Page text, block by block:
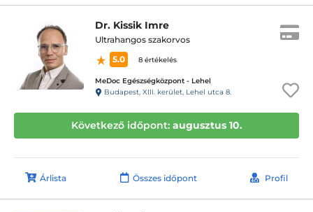
Dr. Kissik Imre
Ultrahangos szakorvos
5.0
8 értékelés
MeDoc Egészségközpont - Lehel
Budapest, XIII. kerület, Lehel utca 8.
Következő időpont: augusztus 10.
Árlista Összes időpont Profil